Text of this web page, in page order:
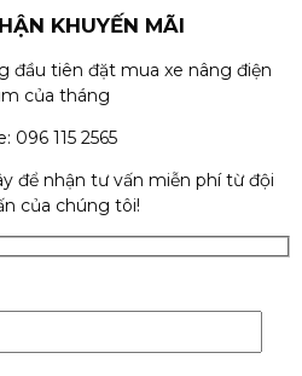
KHUYẾN MÃI
đầu tiên đặt mua xe nâng điện
của tháng
096 115 2565
để nhận tư vấn miễn phí từ đội
của chúng tôi!